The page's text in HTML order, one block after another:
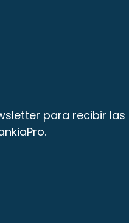
para recibir las